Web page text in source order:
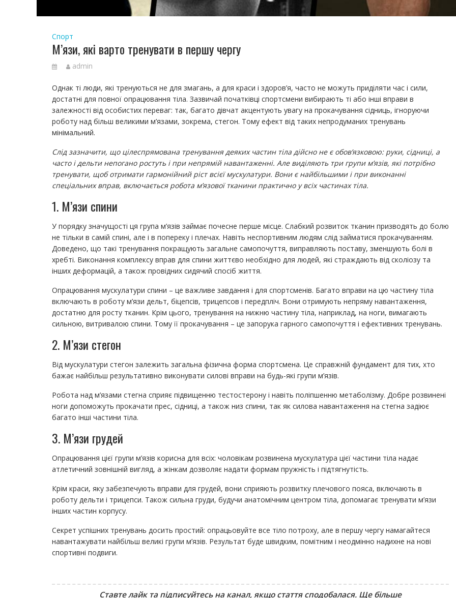
Спорт
М’язи, які варто тренувати в першу чергу
admin
Однак ті люди, які тренуються не для змагань, а для краси і здоров’я, часто не можуть приділяти час і сили,
достатні для повної опрацювання тіла. Зазвичай початківці спортсмени вибирають ті або інші вправи в
залежності від особистих переваг: так, багато дівчат акцентують увагу на прокачування сідниць, ігноруючи
роботу над більш великими м’язами, зокрема, стегон. Тому ефект від таких непродуманих тренувань
мінімальний.
Слід зазначити, що цілеспрямована тренування деяких частин тіла дійсно не є обов’язковою: руки, сідниці, а
часто і дельти непогано ростуть і при непрямій навантаженні. Але виділяють три групи м’язів, які потрібно
тренувати, щоб отримати гармонійний ріст всієї мускулатури. Вони є найбільшими і при виконанні
спеціальних вправ, включається робота м’язової тканини практично у всіх частинах тіла.
1. М’язи спини
У порядку значущості ця група м’язів займає почесне перше місце. Слабкий розвиток тканин призводять до болю
не тільки в самій спині, але і в попереку і плечах. Навіть неспортивним людям слід займатися прокачуванням.
Доведено, що такі тренування покращують загальне самопочуття, виправляють поставу, зменшують болі в
хребті. Виконання комплексу вправ для спини життєво необхідно для людей, які страждають від сколіозу та
інших деформацій, а також провідних сидячий спосіб життя.
Опрацювання мускулатури спини – це важливе завдання і для спортсменів. Багато вправи на цю частину тіла
включають в роботу м’язи дельт, біцепсів, трицепсов і передпліч. Вони отримують непряму навантаження,
достатню для росту тканин. Крім цього, тренування на нижню частину тіла, наприклад, на ноги, вимагають
сильною, витривалою спини. Тому її прокачування – це запорука гарного самопочуття і ефективних тренувань.
2. М’язи стегон
Від мускулатури стегон залежить загальна фізична форма спортсмена. Це справжній фундамент для тих, хто
бажає найбільш результативно виконувати силові вправи на будь-які групи м’язів.
Робота над м’язами стегна сприяє підвищенню тестостерону і навіть поліпшенню метаболізму. Добре розвинені
ноги допоможуть прокачати прес, сідниці, а також низ спини, так як силова навантаження на стегна задіює
багато інші частини тіла.
3. М’язи грудей
Опрацювання цієї групи м’язів корисна для всіх: чоловікам розвинена мускулатура цієї частини тіла надає
атлетичний зовнішній вигляд, а жінкам дозволяє надати формам пружність і підтягнутість.
Крім краси, яку забезпечують вправи для грудей, вони сприяють розвитку плечового пояса, включають в
роботу дельти і трицепси. Також сильна груди, будучи анатомічним центром тіла, допомагає тренувати м’язи
інших частин корпусу.
Секрет успішних тренувань досить простий: опрацьовуйте все тіло потроху, але в першу чергу намагайтеся
навантажувати найбільш великі групи м’язів. Результат буде швидким, помітним і неодмінно надихне на нові
спортивні подвиги.
Ставте лайк та підписуйтесь на канал, якщо стаття сподобалася. Ще більше